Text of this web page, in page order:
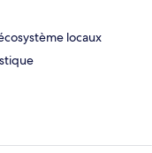
locaux